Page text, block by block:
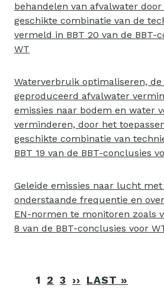
behandelen van afvalwater
geschikte combinatie van de
vermeld in BBT 20 van de BBT-
WT
Waterverbruik optimaliseren, de
geproduceerd afvalwater
emissies naar bodem en water
verminderen, door het
geschikte combinatie van
BBT 19 van de BBT-conclusies
Geleide emissies naar lucht
onderstaande frequentie en
EN-normen te monitoren zoals
8 van de BBT-conclusies voor
Paginering
1 2 3 ›› VOLGENDE
LAST »